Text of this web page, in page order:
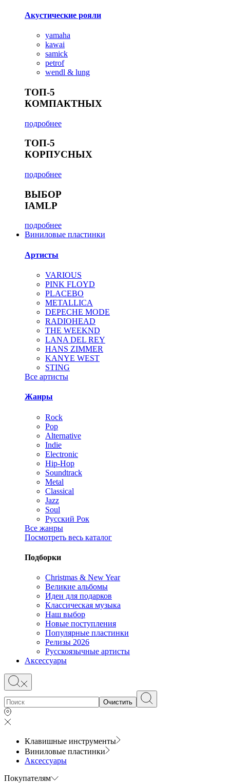
Акустические рояли
yamaha
kawai
samick
petrof
wendl & lung
ТОП-5
КОМПАКТНЫХ
подробнее
ТОП-5
КОРПУСНЫХ
подробнее
ВЫБОР
IAMLP
подробнее
Виниловые пластинки
Артисты
VARIOUS
PINK FLOYD
PLACEBO
METALLICA
DEPECHE MODE
RADIOHEAD
THE WEEKND
LANA DEL REY
HANS ZIMMER
KANYE WEST
STING
Все артисты
Жанры
Rock
Pop
Alternative
Indie
Electronic
Hip-Hop
Soundtrack
Metal
Classical
Jazz
Soul
Русский Рок
Все жанры
Посмотреть весь каталог
Подборки
Christmas & New Year
Великие альбомы
Идеи для подарков
Классическая музыка
Наш выбор
Новые поступления
Популярные пластинки
Релизы 2026
Русскоязычные артисты
Аксессуары
Очистить
Клавишные инструменты
Виниловые пластинки
Аксессуары
Покупателям